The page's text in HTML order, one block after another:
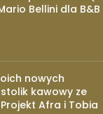
Bellini dla B&B
nowych
kawowy ze
Afra i Tobia